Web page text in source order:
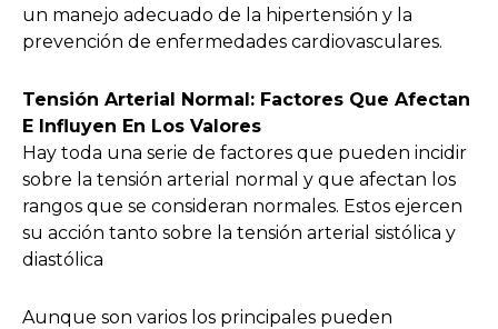
un manejo adecuado de la hipertensión y la
prevención de enfermedades cardiovasculares.
Tensión Arterial Normal: Factores Que Afectan
E Influyen En Los Valores
Hay toda una serie de factores que pueden incidir
sobre la tensión arterial normal y que afectan los
rangos que se consideran normales. Estos ejercen
su acción tanto sobre la tensión arterial sistólica y
diastólica
Aunque son varios los principales pueden